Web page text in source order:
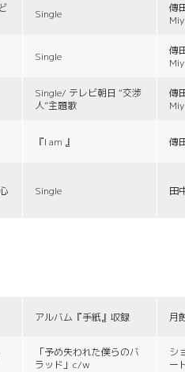
Single
傳
Single
傳
Single/ テレビ朝日 “交渉
人”主題歌
傳
『I am 』 傳
Single 田
アルバム『手紙』収録 月
「予め失われた僕らのバ
ラッド」c/w
シ
ー